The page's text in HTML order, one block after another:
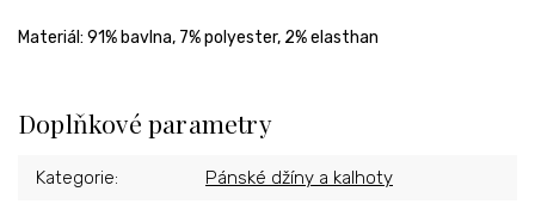
Materiál: 91% bavlna, 7% polyester, 2% elasthan
Doplňkové parametry
Kategorie: Pánské džíny a kalhoty